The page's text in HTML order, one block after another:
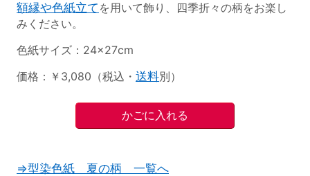
額縁や色紙立て を用いて飾り、四季折々の柄をお楽し
みください。
色紙サイズ：24×27cm
価格：￥3,080（税込・ 送料別）
⇒型染色紙 夏の柄 一覧へ